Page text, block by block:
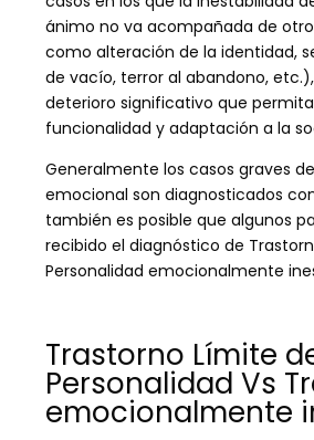
ánimo no va acompañada de
como alteración de la identidad,
de vacío, terror al abandono,
deterioro significativo que
funcionalidad y adaptación a la
Generalmente los casos graves
emocional son diagnosticados con
también es posible que algunos
recibido el diagnóstico de
Personalidad emocionalmente
Trastorno Límite
Personalidad Vs
emocionalmente